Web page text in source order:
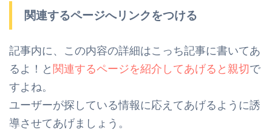
関連するページへリンクをつける
記事内に、この内容の詳細はこっち記事に書いてあ
るよ！ と 関連するページを紹介してあげると親切で
すよね。
ユーザーが探している情報に応えてあげるように誘
導させてあげましょう。